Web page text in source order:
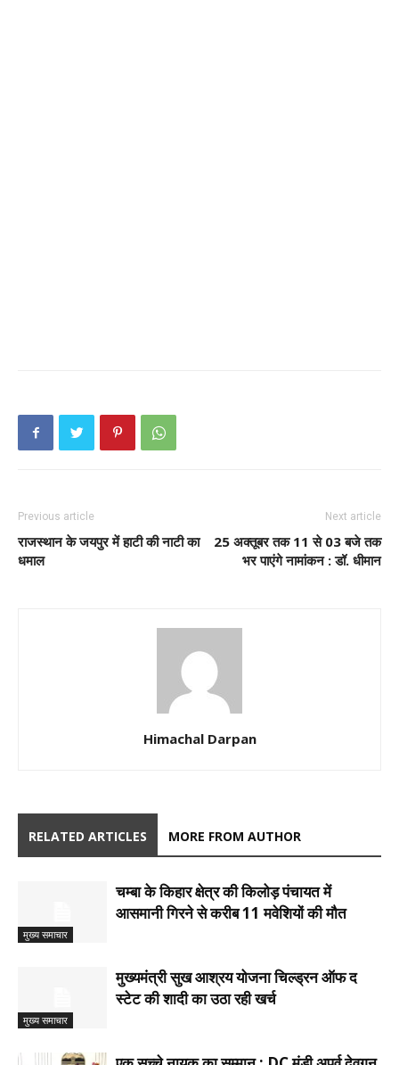
Previous article
राजस्थान के जयपुर में हाटी की नाटी का
धमाल
Next article
25 अक्तूबर तक 11 से 03 बजे तक
भर पाएंगे नामांकन : डॉ. धीमान
Himachal Darpan
RELATED ARTICLES MORE FROM AUTHOR
मुख्य समाचार
चम्बा के किहार क्षेत्र की किलोड़ पंचायत में
आसमानी गिरने से करीब 11 मवेशियों की मौत
मुख्य समाचार
मुख्यमंत्री सुख आश्रय योजना चिल्ड्रन ऑफ द
स्टेट की शादी का उठा रही खर्च